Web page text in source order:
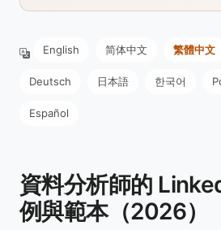
English 简体中文 繁體中文
Deutsch 日本語 한국어
Español
資料分析師的
例與範本（2026）